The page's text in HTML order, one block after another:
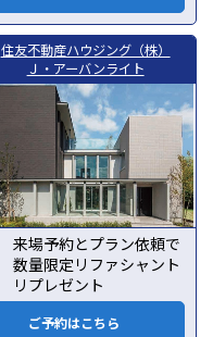
住友不動産ハウジング（株）
Ｊ・アーバンライト
来場予約とプラン依頼で
数量限定リファシャント
リプレゼント
ご予約はこちら